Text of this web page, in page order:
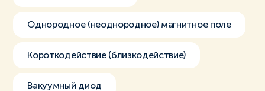
Однородное (неоднородное) магнитное поле
Короткодействие (близкодействие)
Вакуумный диод